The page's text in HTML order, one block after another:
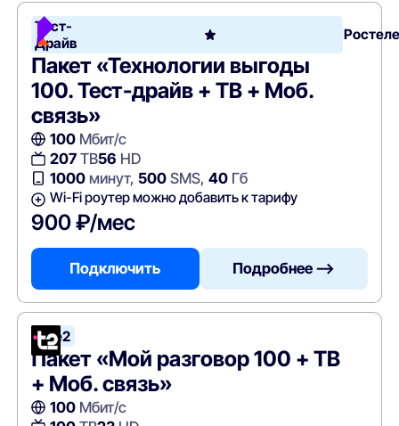
Тест-
Драйв
Пакет «Технологии выгоды
100. Тест-драйв + ТВ + Моб.
связь»
100Мбит/с
207ТВ56 HD
1000минут, 500SMS, 40Гб
Wi-Fi роутер можно добавить к тарифу
900 ₽/мес
Подключить Подробнее —>
Tele2
Пакет «Мой разговор 100 + ТВ
+ Моб. связь»
100Мбит/с